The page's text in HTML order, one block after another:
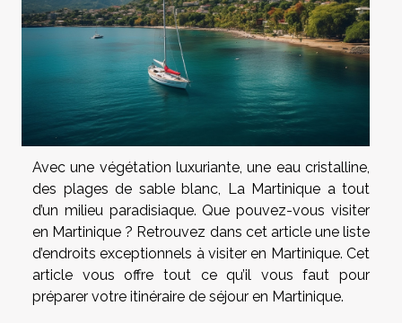
Avec une végétation luxuriante, une eau cristalline,
des plages de sable blanc, La Martinique a tout
d’un milieu paradisiaque. Que pouvez-vous visiter
en Martinique ? Retrouvez dans cet article une liste
d’endroits exceptionnels à visiter en Martinique. Cet
article vous offre tout ce qu’il vous faut pour
préparer votre itinéraire de séjour en Martinique.